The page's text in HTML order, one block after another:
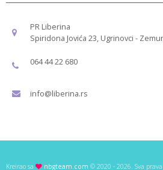
PR Liberina
Spiridona Jovića 23, Ugrinovci -
064 44 22 680
info@liberina.rs
Kreirao sa nbgteam.com © 2020 - 2026. Sva